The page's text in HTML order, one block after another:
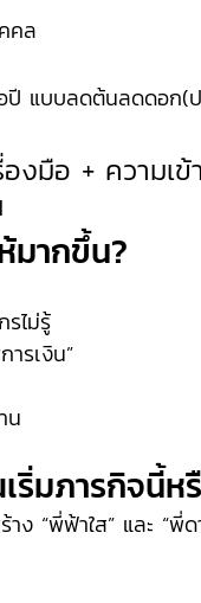
คล
แบบลดต้นลดดอก(
องมือ + ความเ
มากขึ้น?
ไม่รู้
รเงิน”
น
มภารกิจนี้ห
ง “พี่ฟ้าใส” และ “พี่